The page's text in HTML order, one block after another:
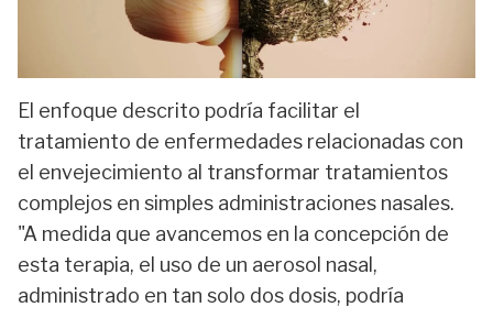
El enfoque descrito podría facilitar el
tratamiento de enfermedades relacionadas con
el envejecimiento al transformar tratamientos
complejos en simples administraciones nasales.
"A medida que avancemos en la concepción de
esta terapia, el uso de un aerosol nasal,
administrado en tan solo dos dosis, podría